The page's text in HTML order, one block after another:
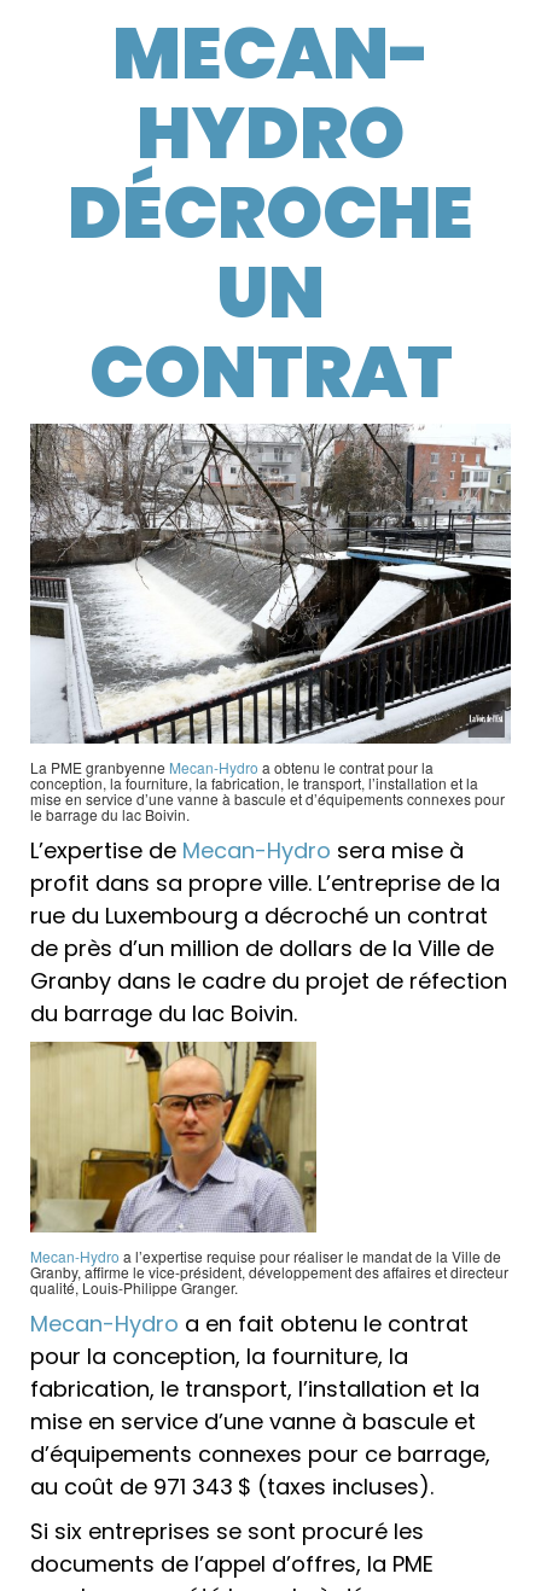
MECAN-
HYDRO
DÉCROCHE
UN
CONTRAT
La PME granbyenne Mecan-Hydro a obtenu le contrat pour la
conception, la fourniture, la fabrication, le transport, l’installation et la
mise en service d’une vanne à bascule et d’équipements connexes pour
le barrage du lac Boivin.
L’expertise de Mecan-Hydro sera mise à
profit dans sa propre ville. L’entreprise de la
rue du Luxembourg a décroché un contrat
de près d’un million de dollars de la Ville de
Granby dans le cadre du projet de réfection
du barrage du lac Boivin.
Mecan-Hydro a l’expertise requise pour réaliser le mandat de la Ville de
Granby, affirme le vice-président, développement des affaires et directeur
qualité, Louis-Philippe Granger.
Mecan-Hydro a en fait obtenu le contrat
pour la conception, la fourniture, la
fabrication, le transport, l’installation et la
mise en service d’une vanne à bascule et
d’équipements connexes pour ce barrage,
au coût de 971 343 $ (taxes incluses).
Si six entreprises se sont procuré les
documents de l’appel d’offres, la PME